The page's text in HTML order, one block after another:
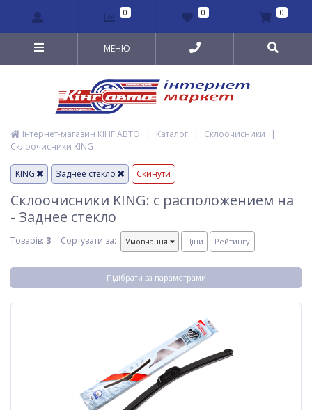
0 0 0
МЕНЮ
Інтернет-магазин КІНГ АВТО | Каталог | Склоочисники
|
Склоочисники KING
KING Заднее стекло Скинути
Склоочисники KING: с расположением на
- Заднее стекло
Товарів: 3 Сортувати за: Умовчання Ціни Рейтингу
Підібрати за параметрами